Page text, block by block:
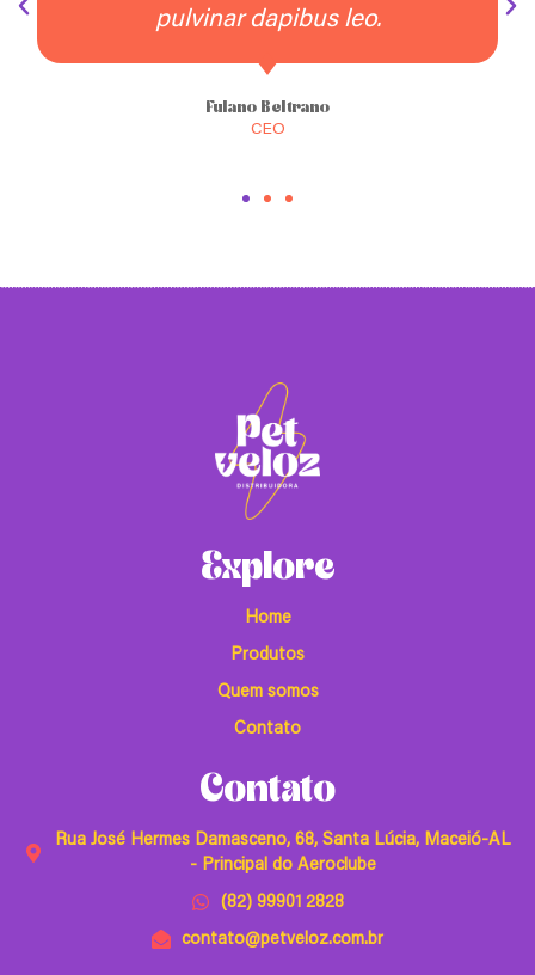
pulvinar dapibus leo.
Fulano Beltrano
Explore
Home
Produtos
Quem somos
Contato
Contato
Rua José Hermes Damasceno, 68, Santa Lúcia, Maceió-AL
- Principal do Aeroclube
(82) 99901 2828
contato@petveloz.com.br